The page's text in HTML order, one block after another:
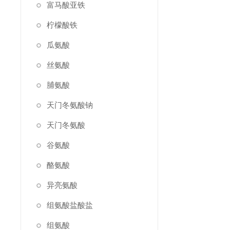
富马酸亚铁
柠檬酸铁
瓜氨酸
丝氨酸
脯氨酸
天门冬氨酸钠
天门冬氨酸
谷氨酸
酪氨酸
异亮氨酸
组氨酸盐酸盐
组氨酸